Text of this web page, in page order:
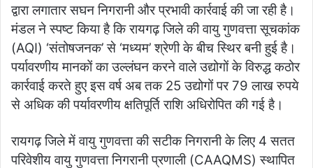
द्वारा लगातार सघन निगरानी और प्रभावी कार्रवाई की जा रही है।
मंडल ने स्पष्ट किया है कि रायगढ़ जिले की वायु गुणवत्ता सूचकांक
(AQI) ‘संतोषजनक’ से ‘मध्यम’ श्रेणी के बीच स्थिर बनी हुई है।
पर्यावरणीय मानकों का उल्लंघन करने वाले उद्योगों के विरुद्ध कठोर
कार्रवाई करते हुए इस वर्ष अब तक 25 उद्योगों पर 79 लाख रुपये
से अधिक की पर्यावरणीय क्षतिपूर्ति राशि अधिरोपित की गई है।
रायगढ़ जिले में वायु गुणवत्ता की सटीक निगरानी के लिए 4 सतत
परिवेशीय वायु गुणवत्ता निगरानी प्रणाली (CAAQMS) स्थापित